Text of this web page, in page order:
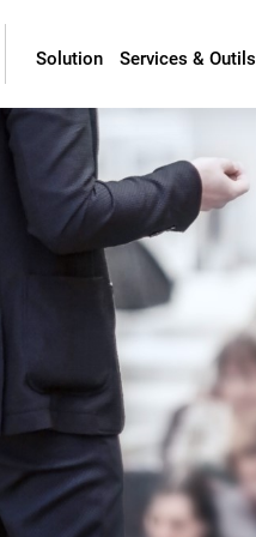
Solution Services & Outils